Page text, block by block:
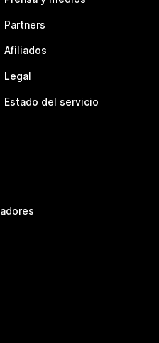
Partners
Afiliados
Legal
Estado del servicio